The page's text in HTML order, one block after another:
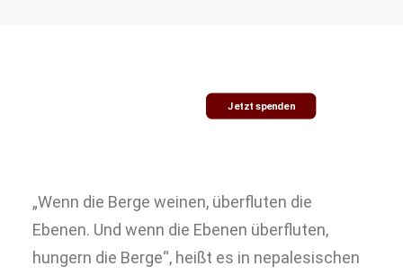
Jetzt spenden
„Wenn die Berge weinen, überfluten die
Ebenen. Und wenn die Ebenen überfluten,
hungern die Berge“, heißt es in nepalesischen